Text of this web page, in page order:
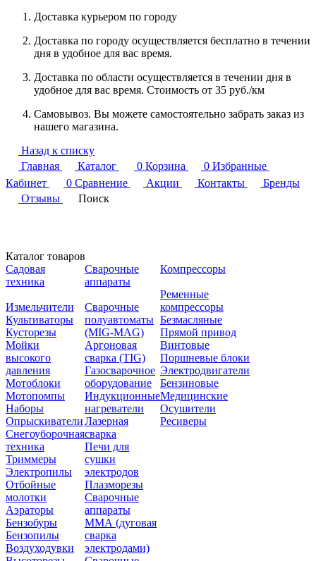
Доставка курьером по городу
Доставка по городу осуществляется бесплатно в течении
дня в удобное для вас время.
Доставка по области осуществляется в течении дня в
удобное для вас время. Стоимость от 35 руб./км
Самовывоз. Вы можете самостоятельно забрать заказ из
нашего магазина.
Назад к списку
Главная
Каталог 0 Корзина 0 Избранные
Кабинет
0 Сравнение Акции Контакты
Бренды
Отзывы
Поиск
Каталог товаров
Садовая
техника
Измельчители
Культиваторы
Кусторезы
Мойки
высокого
давления
Мотоблоки
Мотопомпы
Наборы
Опрыскиватели
Снегоуборочная
техника
Триммеры
Электропилы
Отбойные
молотки
Аэраторы
Бензобуры
Бензопилы
Воздуходувки
Сварочные
аппараты
Сварочные
полуавтоматы
(MIG-MAG)
Аргоновая
сварка (TIG)
Газосварочное
оборудование
Индукционные
нагреватели
Лазерная
сварка
Печи для
сушки
электродов
Плазморезы
Сварочные
аппараты
ММА (дуговая
сварка
электродами)
Компрессоры
Ременные
компрессоры
Безмасляные
Прямой привод
Винтовые
Поршневые блоки
Электродвигатели
Бензиновые
Медицинские
Осушители
Ресиверы